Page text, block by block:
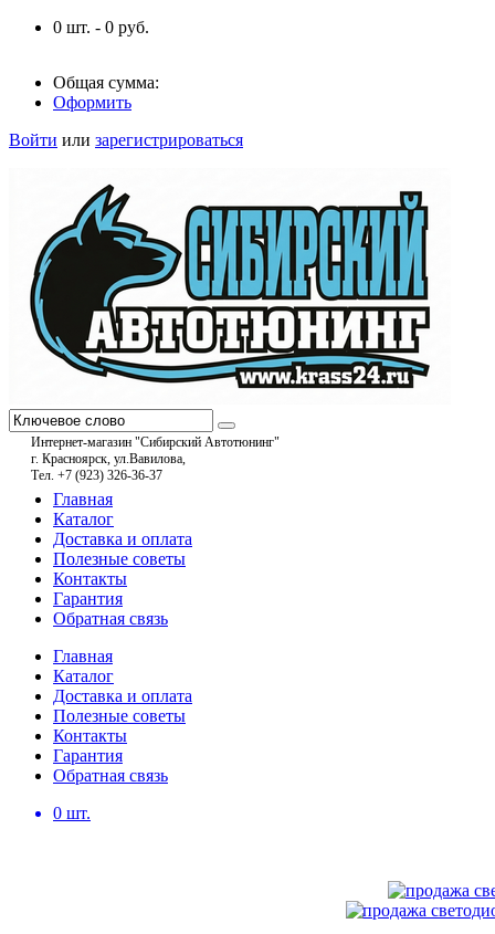
0 шт. - 0 руб.
Общая сумма:
Оформить
Войти или зарегистрироваться
Интернет-магазин "Сибирский Автотюнинг"
г. Красноярск, ул.Вавилова,
Тел. +7 (923) 326-36-37
Главная
Каталог
Доставка и оплата
Полезные советы
Контакты
Гарантия
Обратная связь
Главная
Каталог
Доставка и оплата
Полезные советы
Контакты
Гарантия
Обратная связь
0 шт.